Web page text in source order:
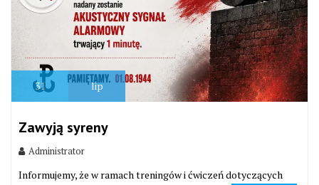
31 lip
Zawyją syreny
Administrator
Informujemy, że w ramach treningów i ćwiczeń dotyczących